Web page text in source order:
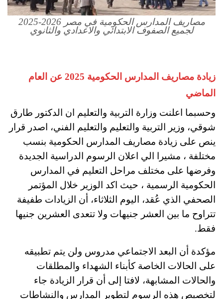
مصاريف المدارس الحكومية في مصر 2026-2025
لجميع الصفوف الابتدائي والاعدادي والثانوي
زيادة مصاريف المدارس الحكومية 2025 عن العام
الماضي
وحسبما اعلنت وزارة التربية والتعليم ان الدكتور طارق
شوقي، وزير التربية والتعليم والتعليم الفني، اصدر قرار
ينص على زيادة مصاريف المدارس الحكومية بنسب
مختلفة ، مشيرا الي اعلان الرسوم الدراسية الجديدة
وفرضها على مختلف مراحل التعليم في المدارس
الحكومية الرسمية ، حيث اكد الوزير خلال المؤتمر
الصحفي الذي عُقد، اليوم الثلاثاء، أن الزيادات طفيفة
تتراوح ما بين العشر جنيهات ولا تتعدى العشرين جنيها
فقط.
مؤكدة أن البعد الاجتماعي مدروس ولن يتم تطبيقه
على الحالات الخاصة كأبناء الشهداء والمطلقات
والحالات المشابهة، لافتا إلى أن قرار الزيادة جاء
لتخصيص هذه الرسوم لتطوير المدارس والنشاطات